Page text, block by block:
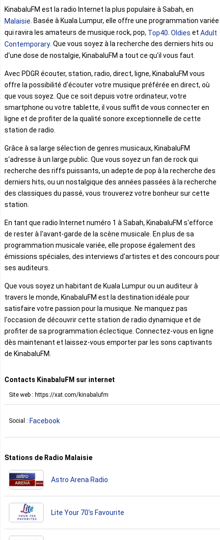
KinabaluFM est la radio Internet la plus populaire à Sabah, en
Malaisie . Basée à Kuala Lumpur, elle offre une programmation variée
qui ravira les amateurs de musique rock, pop, Top40 Oldies et Adult
Contemporary. Que vous soyez à la recherche des derniers hits ou
d'une dose de nostalgie, KinabaluFM a tout ce qu'il vous faut.
Avec PDGR écouter, station, radio, direct, ligne, KinabaluFM vous
offre la possibilité d'écouter votre musique préférée en direct, où
que vous soyez. Que ce soit depuis votre ordinateur, votre
smartphone ou votre tablette, il vous suffit de vous connecter en
ligne et de profiter de la qualité sonore exceptionnelle de cette
station de radio.
Grâce à sa large sélection de genres musicaux, KinabaluFM
s'adresse à un large public. Que vous soyez un fan de rock qui
recherche des riffs puissants, un adepte de pop à la recherche des
derniers hits, ou un nostalgique des années passées à la recherche
des classiques du passé, vous trouverez votre bonheur sur cette
station.
En tant que radio Internet numéro 1 à Sabah, KinabaluFM s'efforce
de rester à l'avant-garde de la scène musicale. En plus de sa
programmation musicale variée, elle propose également des
émissions spéciales, des interviews d'artistes et des concours pour
ses auditeurs.
Que vous soyez un habitant de Kuala Lumpur ou un auditeur à
travers le monde, KinabaluFM est la destination idéale pour
satisfaire votre passion pour la musique. Ne manquez pas
l'occasion de découvrir cette station de radio dynamique et de
profiter de sa programmation éclectique. Connectez-vous en ligne
dès maintenant et laissez-vous emporter par les sons captivants
de KinabaluFM.
Contacts KinabaluFM sur internet
Site web : https://xat.com/kinabalufm
Social : Facebook
Stations de Radio Malaisie
Astro Arena Radio
Lite Your 70's Favourite